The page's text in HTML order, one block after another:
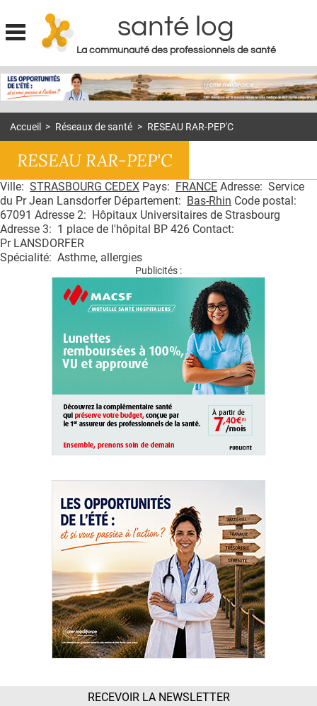
Jump to navigation
santé log
La communauté des professionnels de santé
MON COMPTE
ACTUS
DOSSIERS
RÉSEAUX
E-REVUE SAD
Accueil > Réseaux de santé > RESEAU RAR-PEP'C
RESEAU RAR-PEP'C
Ville: STRASBOURG CEDEX Pays: FRANCE Adresse: Service
du Pr Jean Lansdorfer Département: Bas-Rhin Code postal:
67091 Adresse 2: Hôpitaux Universitaires de Strasbourg
Adresse 3: 1 place de l'hôpital BP 426 Contact:
Pr LANSDORFER
Spécialité: Asthme, allergies
Publicités :
RECEVOIR LA NEWSLETTER